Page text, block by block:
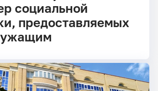
социальной
предоставляемых